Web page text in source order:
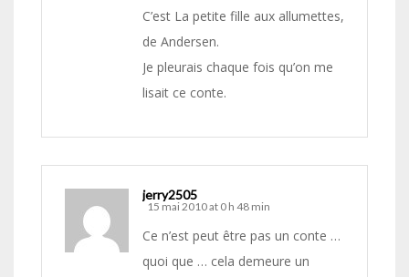
C’est La petite fille aux allumettes,
de Andersen.
Je pleurais chaque fois qu’on me
lisait ce conte.
jerry2505
15 mai 2010 at 0 h 48 min
Ce n’est peut être pas un conte …
quoi que … cela demeure un